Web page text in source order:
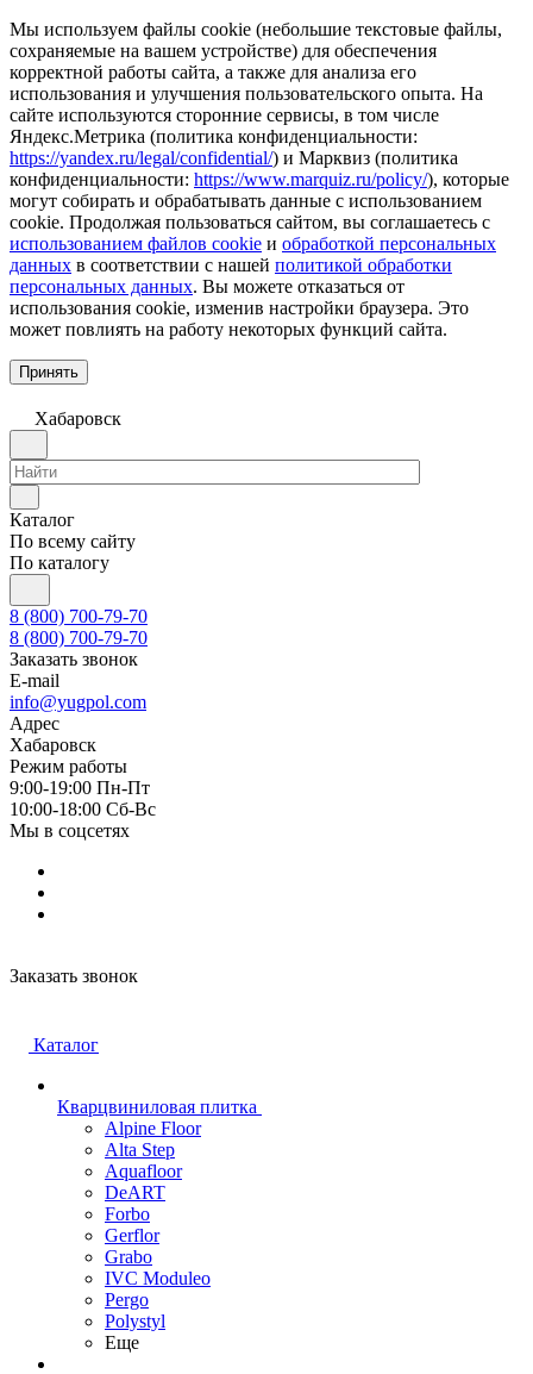
Мы используем файлы cookie (небольшие текстовые файлы,
сохраняемые на вашем устройстве) для обеспечения
корректной работы сайта, а также для анализа его
использования и улучшения пользовательского опыта. На
сайте используются сторонние сервисы, в том числе
Яндекс.Метрика (политика конфиденциальности:
https://yandex.ru/legal/confidential/) и Марквиз (политика
конфиденциальности: https://www.marquiz.ru/policy/), которые
могут собирать и обрабатывать данные с использованием
cookie. Продолжая пользоваться сайтом, вы соглашаетесь с
использованием файлов cookie и обработкой персональных
данных в соответствии с нашей политикой обработки
персональных данных. Вы можете отказаться от
использования cookie, изменив настройки браузера. Это
может повлиять на работу некоторых функций сайта.
Принять
Хабаровск
Каталог
По всему сайту
По каталогу
8 (800) 700-79-70
8 (800) 700-79-70
Заказать звонок
E-mail
info@yugpol.com
Адрес
Хабаровск
Режим работы
9:00-19:00 Пн-Пт
10:00-18:00 Cб-Вс
Мы в соцсетях
Заказать звонок
Каталог
Кварцвиниловая плитка
Alpine Floor
Alta Step
Aquafloor
DeART
Forbo
Gerflor
Grabo
IVC Moduleo
Pergo
Polystyl
Еще